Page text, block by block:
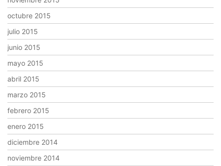
octubre 2015
julio 2015
junio 2015
mayo 2015
abril 2015
marzo 2015
febrero 2015
enero 2015
diciembre 2014
noviembre 2014